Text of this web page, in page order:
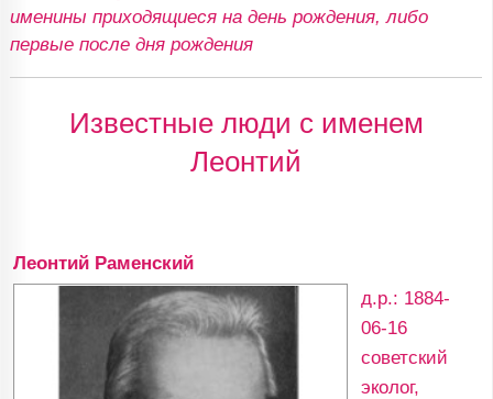
именины приходящиеся на день рождения, либо
первые после дня рождения
Известные люди с именем
Леонтий
Леонтий Раменский
д.р.: 1884-
06-16
советский
эколог,